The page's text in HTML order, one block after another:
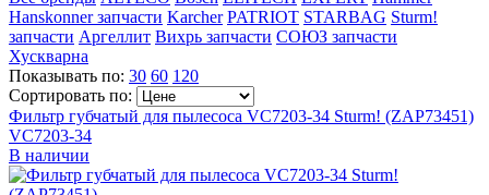
Hanskonner запчасти Karcher PATRIOT STARBAG Sturm!
запчасти Аргеллит Вихрь запчасти СОЮЗ запчасти
Хускварна
Показывать по: 30 60 120
Сортировать по:
Фильтр губчатый для пылесоса VC7203-34 Sturm! (ZAP73451)
VC7203-34
В наличии